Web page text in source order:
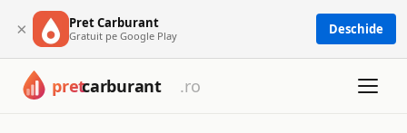
× Pret Carburant
Gratuit pe Google Play Deschide